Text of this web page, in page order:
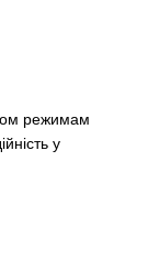
режимам
у